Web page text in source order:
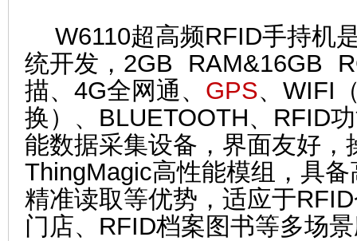
W6110超高频RFID手持机
统开发，2GB RAM&16GB
描、4G全网通、 GPS、WIFI
换）、BLUETOOTH、RFID
能数据采集设备，界面友好，
ThingMagic高性能模组，具
精准读取等优势，适应于
门店、RFID档案图书等多场